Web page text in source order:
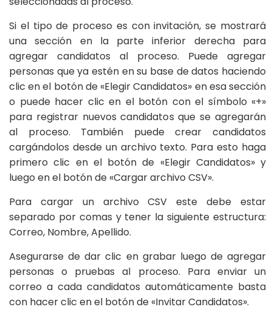
Si el tipo de proceso es con invitación, se mostrará
una sección en la parte inferior derecha para
agregar candidatos al proceso. Puede agregar
personas que ya estén en su base de datos haciendo
clic en el botón de «Elegir Candidatos» en esa sección
o puede hacer clic en el botón con el símbolo «+»
para registrar nuevos candidatos que se agregarán
al proceso. También puede crear candidatos
cargándolos desde un archivo texto. Para esto haga
primero clic en el botón de «Elegir Candidatos» y
luego en el botón de «Cargar archivo CSV».
Para cargar un archivo CSV este debe estar
separado por comas y tener la siguiente estructura:
Correo, Nombre, Apellido.
Asegurarse de dar clic en grabar luego de agregar
personas o pruebas al proceso. Para enviar un
correo a cada candidatos automáticamente basta
con hacer clic en el botón de «Invitar Candidatos».